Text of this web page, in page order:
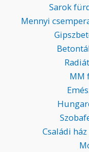
Sarok
Mennyi
MM
Családi